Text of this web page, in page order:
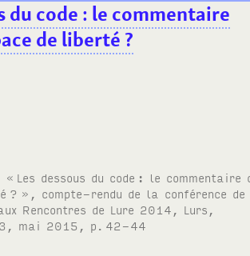
du code : le commentaire
de liberté ?
« Les dessous du code : le commentaire
? », compte-rendu de la conférence de
Rencontres de Lure 2014, Lurs,
3, mai 2015, p.
42-44